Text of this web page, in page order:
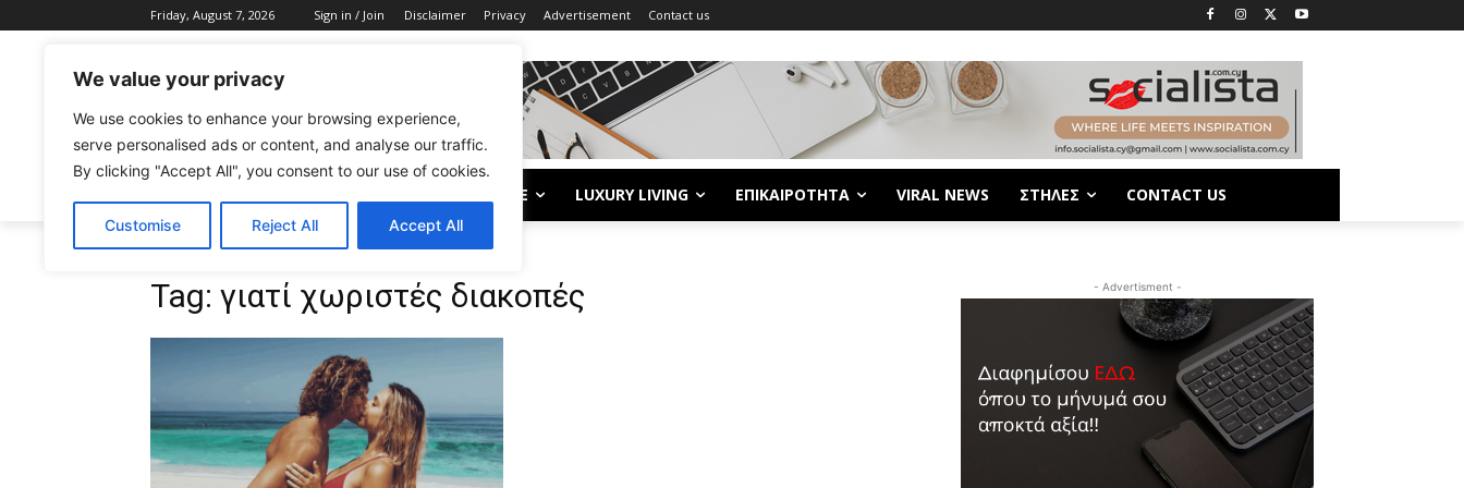
We value your privacy
We use cookies to enhance your browsing experience,
serve personalised ads or content, and analyse our traffic.
By clicking "Accept All", you consent to our use of cookies.
Customise Reject All Accept All
Friday, August 7, 2026 Sign in / Join Disclaimer Privacy Advertisement Contact us
LIFE LUXURY LIVING ΕΠΙΚΑΙΡΟΤΗΤΑ VIRAL NEWS ΣΤΗΛΕΣ CONTACT US
Tags γιατί χωριστές διακοπές
Tag: γιατί χωριστές διακοπές - Advertisment -